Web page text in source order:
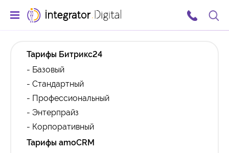
Тарифы Битрикс24
- Базовый
- Стандартный
- Профессиональный
- Энтерпрайз
- Корпоративный
Тарифы amoCRM